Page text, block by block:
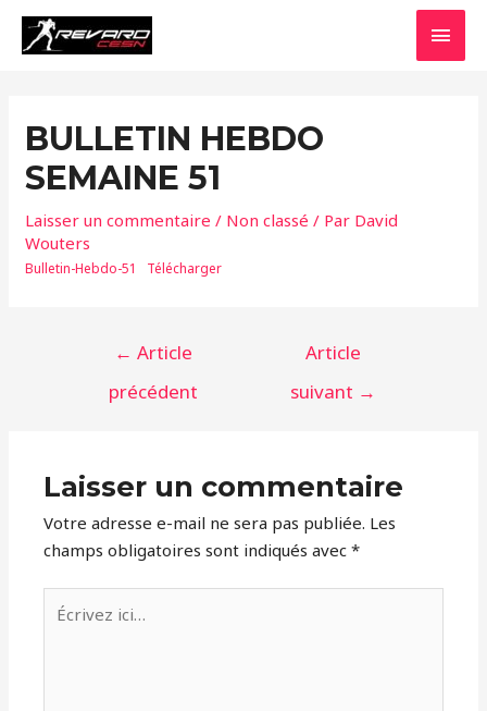
BULLETIN HEBDO
SEMAINE 51
Laisser un commentaire / Non classé / Par David
Wouters
Bulletin-Hebdo-51 Télécharger
← Article
précédent
Article
suivant →
Laisser un commentaire
Votre adresse e-mail ne sera pas publiée. Les
champs obligatoires sont indiqués avec*